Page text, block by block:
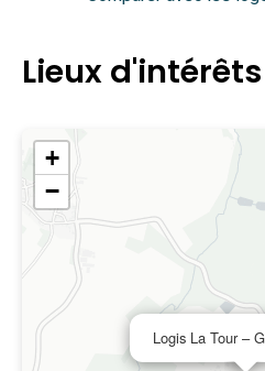
Lieux
Logis La Tour –
+
−